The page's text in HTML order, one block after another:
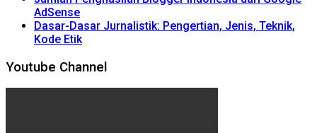
AdSense
Dasar-Dasar Jurnalistik: Pengertian, Jenis, Teknik,
Kode Etik
Youtube Channel